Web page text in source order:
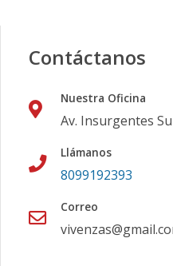
Contáctanos
Nuestra Oficina
Av. Insurgentes
Llámanos
8099192393
Correo